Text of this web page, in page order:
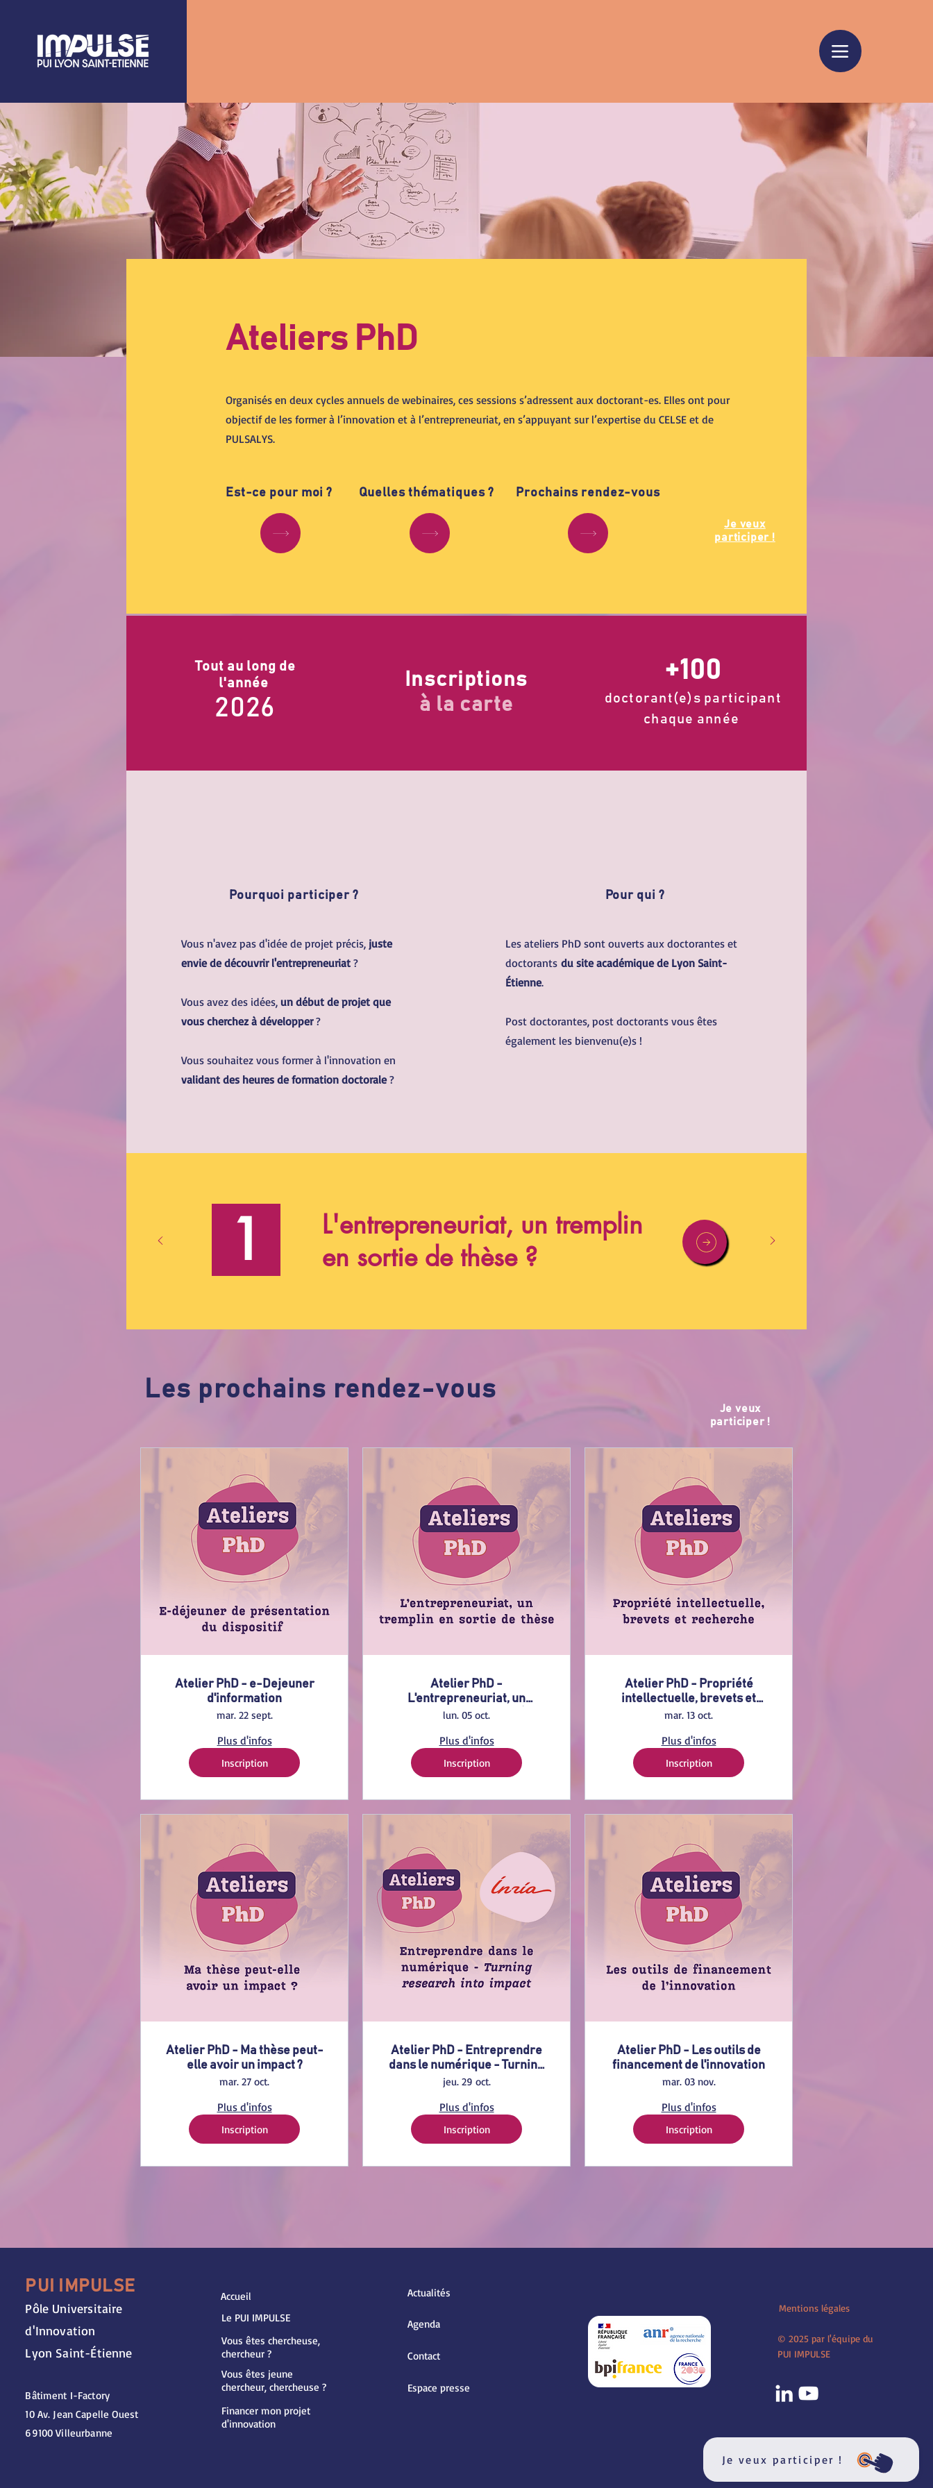
Ateliers PhD
Organisés en deux cycles annuels de webinaires, ces sessions s’adressent aux doctorant-es. Elles ont pour
objectif de les former à l’innovation et à l’entrepreneuriat, en s’appuyant sur l’expertise du CELSE et de
PULSALYS.
Est-ce pour moi ? Quelles thématiques ? Prochains rendez-vous
Je veux
participer !
Tout au long de
l'année
2026
Inscriptions
à la carte
+100
doctorant(e)s participant
chaque année
Pourquoi participer ?
Vous n'avez pas d'idée de projet précis, juste
envie de découvrir l'entrepreneuriat ?
Vous avez des idées, un début de projet que
vous cherchez à développer?
Vous souhaitez vous former à l'innovation en
validant des heures de formation doctorale?
Pour qui ?
Les ateliers PhD sont ouverts aux doctorantes et
doctorants du site académique de Lyon Saint-
Étienne.
Post doctorantes, post doctorants vous êtes
également les bienvenu(e)s !
1
L'entrepreneuriat, un tremplin
en sortie de thèse ?
Les prochains rendez-vous
Je veux
participer !
Atelier PhD - e-Dejeuner
d'information
mar. 22 sept.
Plus d'infos
Inscription
Atelier PhD -
L'entrepreneuriat, un
tremplin en sortie de thèse
lun. 05 oct.
Plus d'infos
Inscription
Atelier PhD - Propriété
intellectuelle, brevets et
chercheurs / chercheuses
mar. 13 oct.
Plus d'infos
Inscription
Atelier PhD - Ma thèse peut-
elle avoir un impact ?
mar. 27 oct.
Plus d'infos
Inscription
Atelier PhD - Entreprendre
dans le numérique - Turning
research into impact
jeu. 29 oct.
Plus d'infos
Inscription
Atelier PhD - Les outils de
financement de l'innovation
mar. 03 nov.
Plus d'infos
Inscription
Je veux participer !
PUI IMPULSE
Pôle Universitaire
d'Innovation
Lyon Saint-Étienne
Bâtiment I-Factory
10 Av. Jean Capelle Ouest
69100 Villeurbanne
Accueil
Le PUI IMPULSE
Vous êtes chercheuse,
chercheur ?
Vous êtes jeune
chercheur, chercheuse ?
Financer mon projet
d'innovation
Actualités
Agenda
Contact
Espace presse
Mentions légales
© 2025 par l'équipe du
PUI IMPULSE